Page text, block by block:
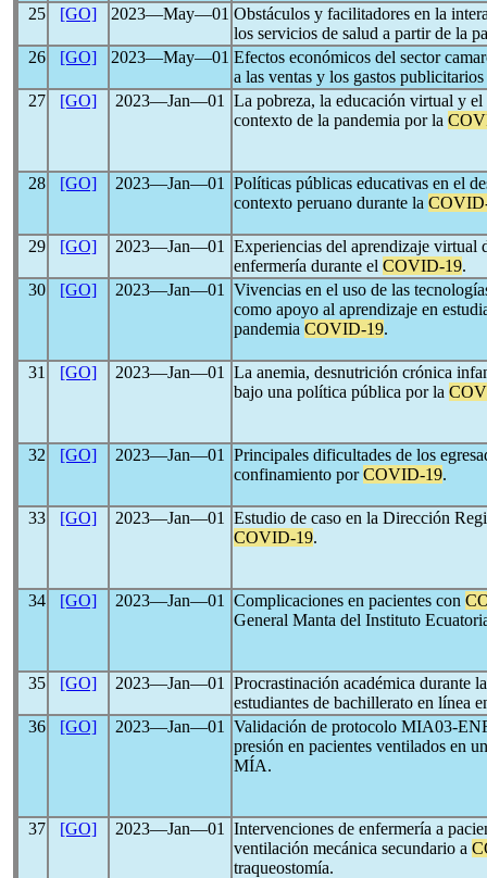
25
[GO] 2023―May―01 Obstáculos y facilitadores en la
los servicios de salud a partir de la
26
[GO] 2023―May―01 Efectos económicos del sector
a las ventas y los gastos
27
[GO] 2023―Jan―01
La pobreza, la educación virtual y
contexto de la pandemia por la
28 [GO] 2023―Jan―01
Políticas públicas educativas en el
contexto peruano durante la
29 [GO] 2023―Jan―01
Experiencias del aprendizaje virtual
enfermería durante el COVID-19.
30
[GO] 2023―Jan―01
Vivencias en el uso de las
como apoyo al aprendizaje en
pandemia COVID-19.
31 [GO] 2023―Jan―01
La anemia, desnutrición crónica
bajo una política pública por la
32 [GO] 2023―Jan―01
Principales dificultades de los
confinamiento porCOVID-19.
33 [GO] 2023―Jan―01
Estudio de caso en la Dirección
COVID-19.
34 [GO] 2023―Jan―01 Complicaciones en pacientes con
General Manta del Instituto
35 [GO] 2023―Jan―01
Procrastinación académica durante
estudiantes de bachillerato en línea
36
[GO] 2023―Jan―01
Validación de protocolo MIA03-
presión en pacientes ventilados en
MÍA.
37 [GO] 2023―Jan―01
Intervenciones de enfermería a
ventilación mecánica secundario a
traqueostomía.